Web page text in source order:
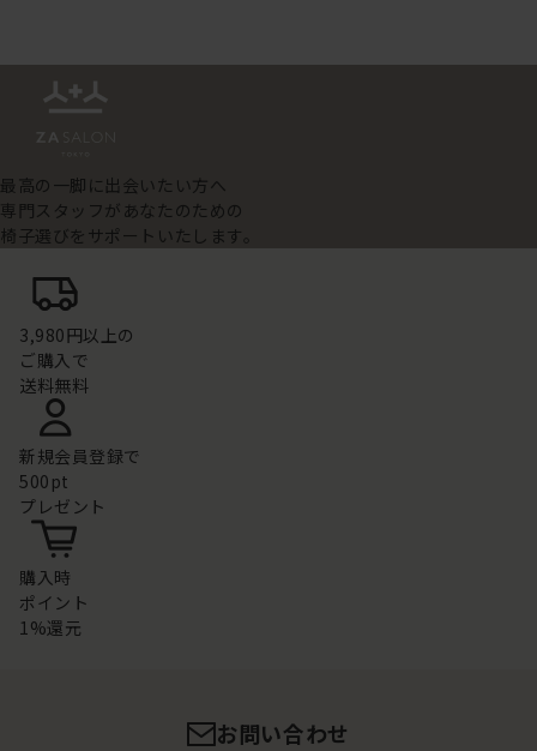
最高の一脚に出会いたい方へ
専門スタッフがあなたのための
椅子選びをサポートいたします。
3,980円以上の
ご購入で
送料無料
新規会員登録で
500pt
プレゼント
購入時
ポイント
1%還元
お問い合わせ